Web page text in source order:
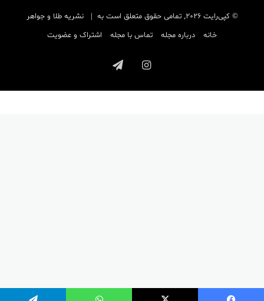
© کپی‌رایت 2026, تمامی حقوق متعلق است به |
نشریه طلا و جواهر
خانه
درباره مجله تماس با مجله اشتراک و عضویت
اینستاگرامتلگرام